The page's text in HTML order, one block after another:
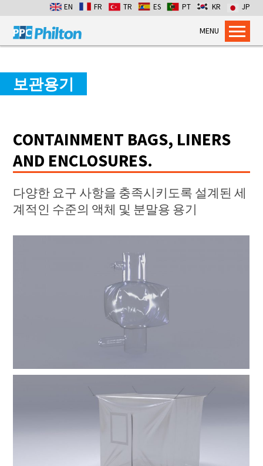
EN FR TR ES PT KR JP
MENU
Products
Dry Bulk Container Liners
Containment Bags
Industrial Packaging
Services
Flexitank Inspection
Emergency Cross-pumping
Dry Bulk Emergency Response
CONTACT US
보관용기
CONTAINMENT BAGS, LINERS
AND ENCLOSURES.
다양한 요구 사항을 충족시키도록 설계된 세
계적인 수준의 액체 및 분말용 용기